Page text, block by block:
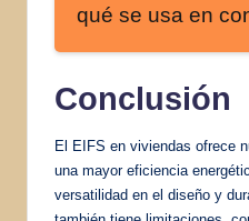
qué se usa en
Conclusión
El EIFS en viviendas ofrece
una mayor eficiencia
versatilidad en el diseño y